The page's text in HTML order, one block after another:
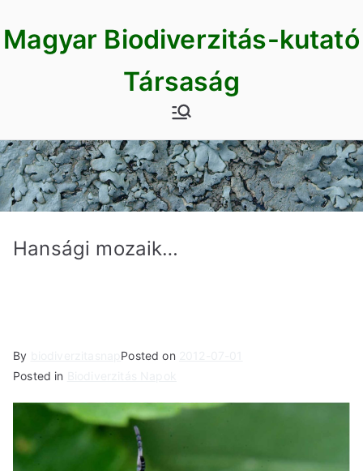
toMagyar Biodiverzitás-kutató
Társaság
Hansági mozaik…
By Posted on
Posted in